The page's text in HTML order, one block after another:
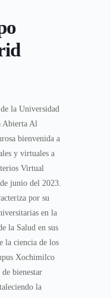
la Universidad
Abierta Al
bienvenida a
y virtuales a
Virtual
junio del 2023.
por su
en la
la Salud en sus
la ciencia de los
Xochimilco
bienestar
la